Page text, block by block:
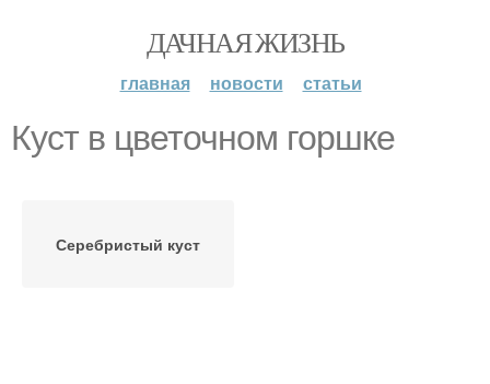
ДАЧНАЯ ЖИЗНЬ
главная новости статьи
Куст в цветочном горшке
Серебристый куст